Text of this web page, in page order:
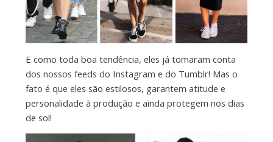
E como toda boa tendência, eles já tomaram conta
dos nossos feeds do Instagram e do Tumblr! Mas o
fato é que eles são estilosos, garantem atitude e
personalidade à produção e ainda protegem nos dias
de sol!